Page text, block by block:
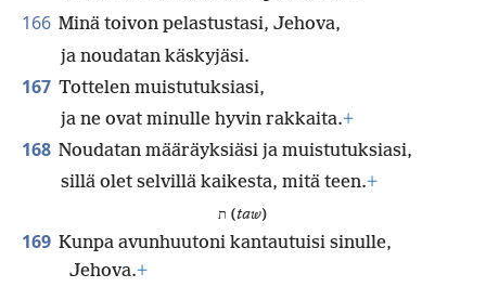
166 Minä toivon pelastustasi, Jehova,
ja noudatan käskyjäsi.
167 Tottelen muistutuksiasi,
ja ne ovat minulle hyvin rakkaita.+
168 Noudatan määräyksiäsi ja muistutuksiasi,
sillä olet selvillä kaikesta, mitä teen.+
ת (taw)
169 Kunpa avunhuutoni kantautuisi sinulle,
Jehova.+